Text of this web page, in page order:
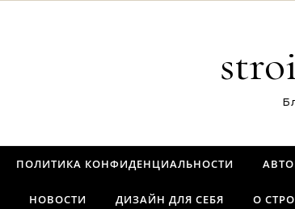
ПОЛИТИКА КОНФИДЕНЦИАЛЬНОСТИ
НОВОСТИ ДИЗАЙН ДЛЯ СЕБЯ О